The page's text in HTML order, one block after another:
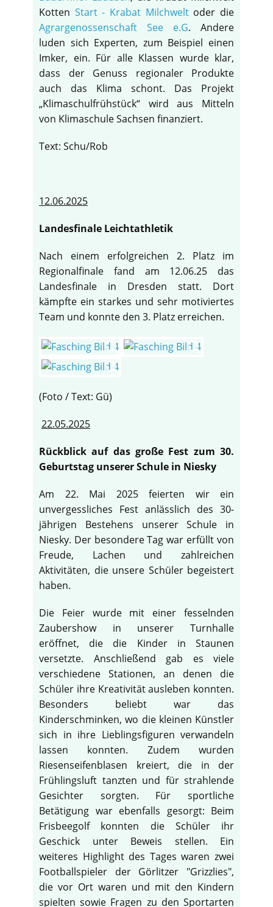
Kotten Start - Krabat Milchweltoder die
Agrargenossenschaft See e.G. Andere
luden sich Experten, zum Beispiel einen
Imker, ein. Für alle Klassen wurde klar,
dass der Genuss regionaler Produkte
auch das Klima schont. Das Projekt
„Klimaschulfrühstück“ wird aus Mitteln
von Klimaschule Sachsen finanziert.
Text: Schu/Rob
12.06.2025
Landesfinale Leichtathletik
Nach einem erfolgreichen 2. Platz im
Regionalfinale fand am 12.06.25 das
Landesfinale in Dresden statt. Dort
kämpfte ein starkes und sehr motiviertes
Team und konnte den 3. Platz erreichen.
(Foto / Text: Gü)
22.05.2025
Rückblick auf das große Fest zum 30.
Geburtstag unserer Schule in Niesky
Am 22. Mai 2025 feierten wir ein
unvergessliches Fest anlässlich des 30-
jährigen Bestehens unserer Schule in
Niesky. Der besondere Tag war erfüllt von
Freude, Lachen und zahlreichen
Aktivitäten, die unsere Schüler begeistert
haben.
Die Feier wurde mit einer fesselnden
Zaubershow in unserer Turnhalle
eröffnet, die die Kinder in Staunen
versetzte. Anschließend gab es viele
verschiedene Stationen, an denen die
Schüler ihre Kreativität ausleben konnten.
Besonders beliebt war das
Kinderschminken, wo die kleinen Künstler
sich in ihre Lieblingsfiguren verwandeln
lassen konnten. Zudem wurden
Riesenseifenblasen kreiert, die in der
Frühlingsluft tanzten und für strahlende
Gesichter sorgten. Für sportliche
Betätigung war ebenfalls gesorgt: Beim
Frisbeegolf konnten die Schüler ihr
Geschick unter Beweis stellen. Ein
weiteres Highlight des Tages waren zwei
Footballspieler der Görlitzer "Grizzlies",
die vor Ort waren und mit den Kindern
spielten sowie Fragen zu den Sportarten